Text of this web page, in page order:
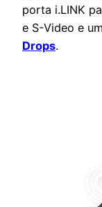
porta i.LINK
e S-Video e
Drops.